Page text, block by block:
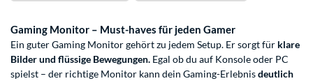
Gaming Monitor – Must-haves für jeden Gamer
Ein guter Gaming Monitor gehört zu jedem Setup. Er sorgt für klare
Bilder und flüssige Bewegungen. Egal ob du auf Konsole oder PC
spielst – der richtige Monitor kann dein Gaming-Erlebnisdeutlich